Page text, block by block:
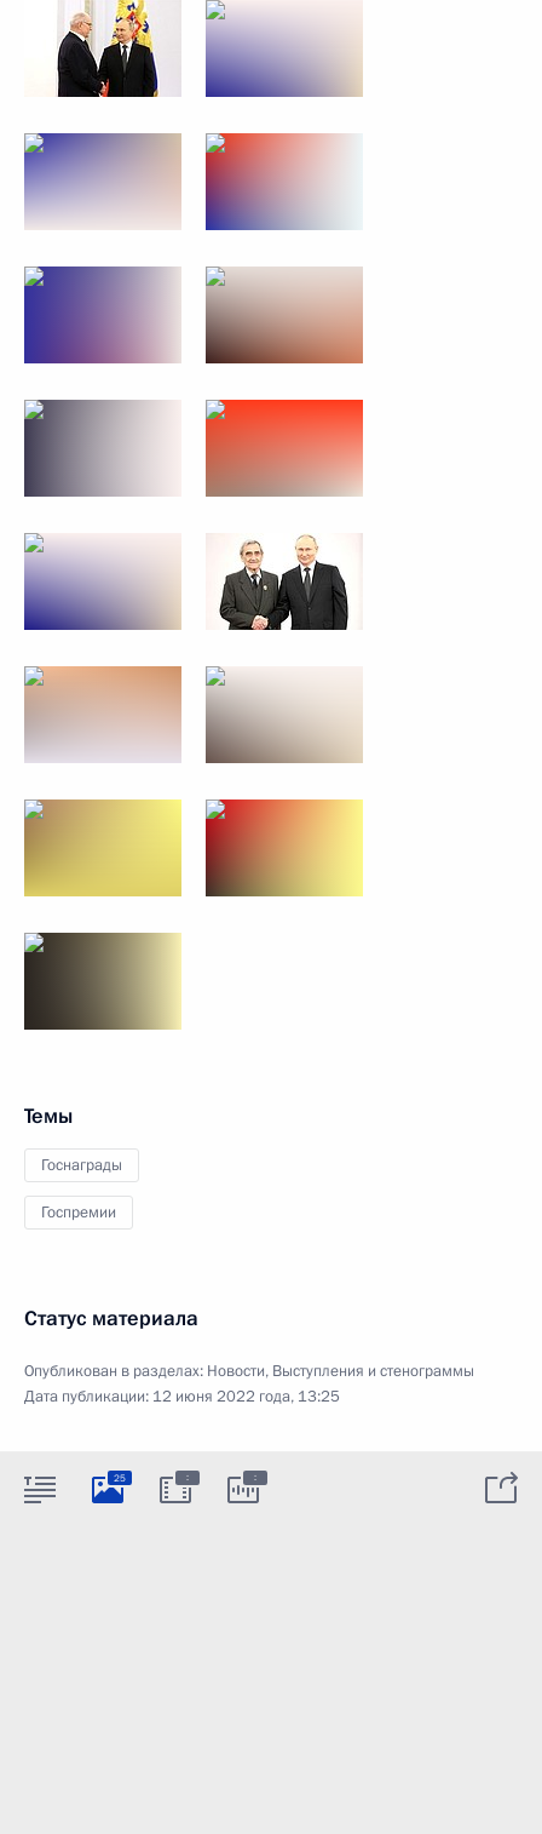
Темы
Госнаграды
Госпремии
Статус материала
Опубликован в разделах: Новости, Выступления и стенограммы
Дата публикации: 12 июня 2022 года, 13:25
25 : :